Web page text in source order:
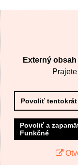
Externý
Povoliť tentokrát
Povoliť a
Funkčné